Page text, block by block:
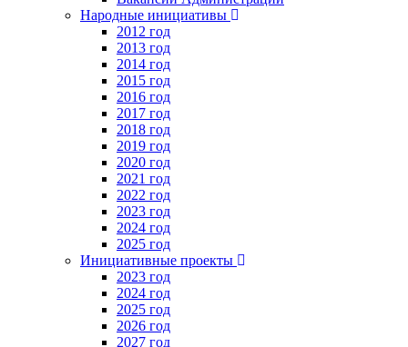
Народные инициативы
2012 год
2013 год
2014 год
2015 год
2016 год
2017 год
2018 год
2019 год
2020 год
2021 год
2022 год
2023 год
2024 год
2025 год
Инициативные проекты
2023 год
2024 год
2025 год
2026 год
2027 год